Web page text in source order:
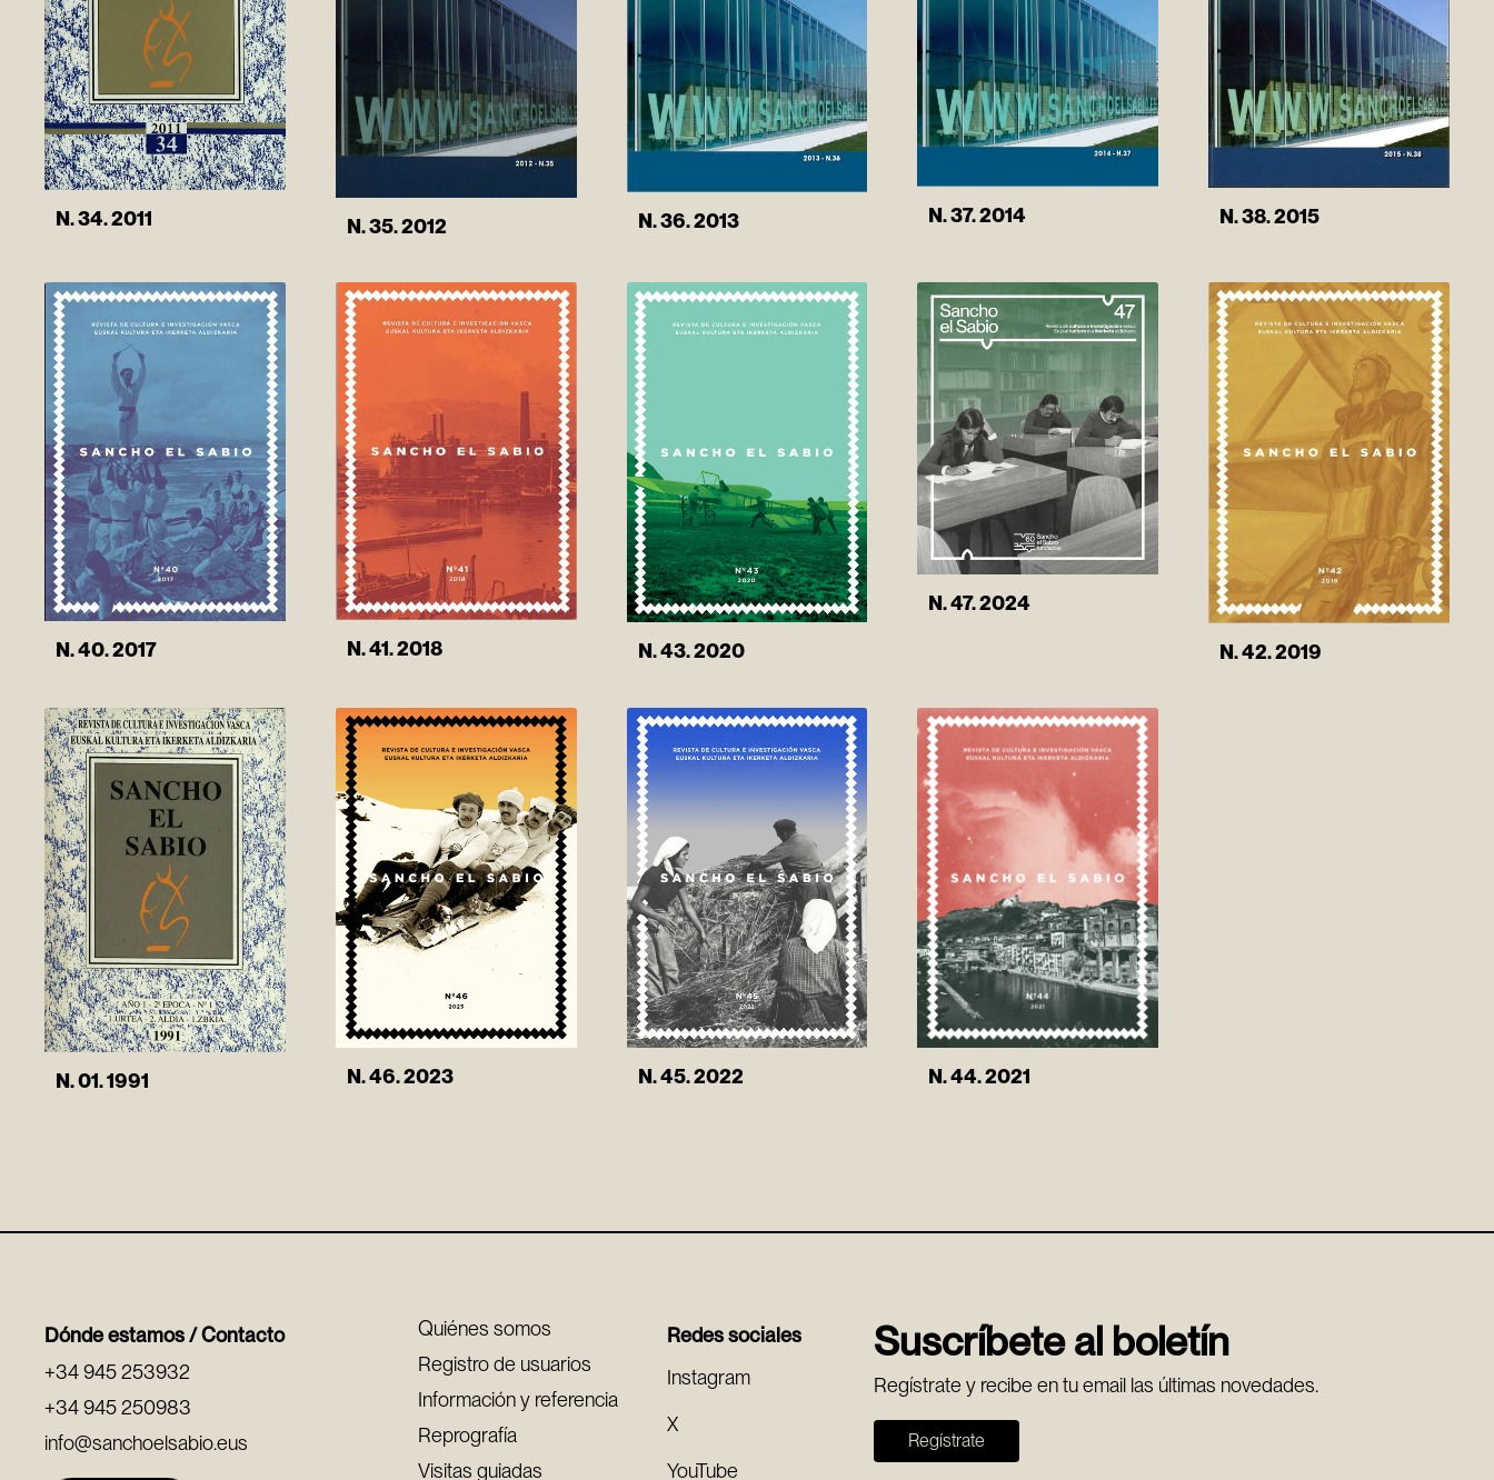
N. 34. 2011 N. 35. 2012 N. 36. 2013 N. 37. 2014 N. 38. 2015
N. 40. 2017 N. 41. 2018 N. 43. 2020
N. 47. 2024
N. 42. 2019
N. 01. 1991 N. 46. 2023 N. 45. 2022 N. 44. 2021
Dónde estamos / Contacto
+34 945 253932
+34 945 250983
info@sanchoelsabio.eus
Quiénes somos
Registro de usuarios
Información y referencia
Reprografía
Visitas guiadas
Redes sociales
Instagram
X
YouTube
Suscríbete al boletín
Regístrate y recibe en tu email las últimas novedades.
Regístrate